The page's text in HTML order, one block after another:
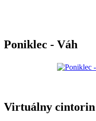
Poniklec - Váh
Virtuálny cintorin